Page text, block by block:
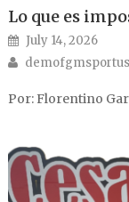
Lo que es
Posted on
July 14, 2026
Author
Por: Florentino